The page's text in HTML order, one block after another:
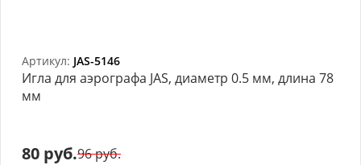
Артикул: JAS-5146
Игла для аэрографа JAS, диаметр 0.5 мм, длина 78
мм
80 руб.96 руб.